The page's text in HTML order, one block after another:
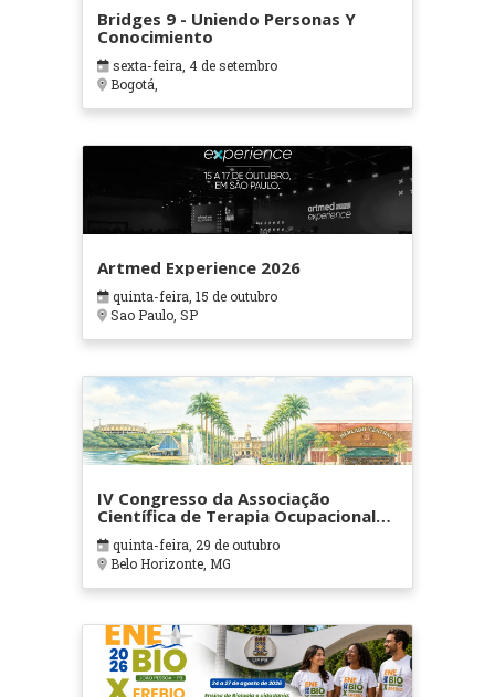
Bridges 9 - Uniendo Personas Y
Conocimiento
sexta-feira, 4 de setembro
Bogotá,
Artmed Experience 2026
quinta-feira, 15 de outubro
Sao Paulo, SP
IV Congresso da Associação
Científica de Terapia Ocupacional
em Contextos Hospitalares e
Cuidados Paliativos - ATOHOSP
quinta-feira, 29 de outubro
Belo Horizonte, MG